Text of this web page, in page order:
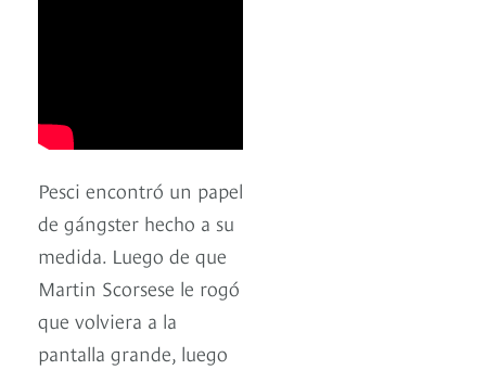
Pesci encontró un papel
de gángster hecho a su
medida. Luego de que
Martin Scorsese le rogó
que volviera a la
pantalla grande, luego